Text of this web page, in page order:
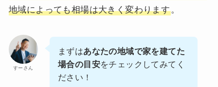
地域によっても相場は大きく変わります。
すーさん
まずはあなたの地域で家を建てた
場合の目安をチェックしてみてく
ださい！